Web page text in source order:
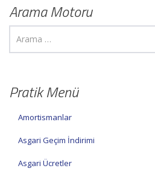
Arama Motoru
Pratik Menü
Amortismanlar
Asgari Geçim İndirimi
Asgari Ücretler